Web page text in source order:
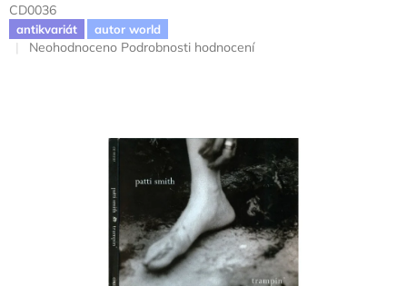
CD0036
antikvariát autor world
Průměrné
Neohodnoceno Podrobnosti hodnocení